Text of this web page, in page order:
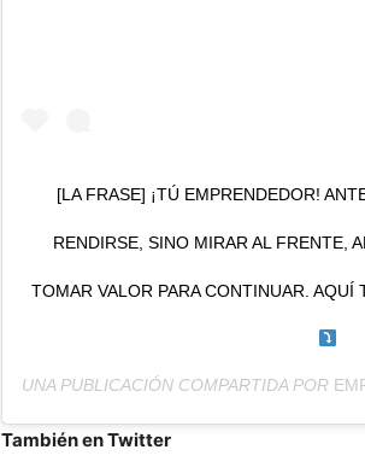
[LA FRASE] ¡TÚ EMPRENDEDOR!
RENDIRSE, SINO MIRAR AL FRENTE,
TOMAR VALOR PARA CONTINUAR. AQUÍ
UNA PUBLICACIÓN COMPARTIDA POR
También en Twitter